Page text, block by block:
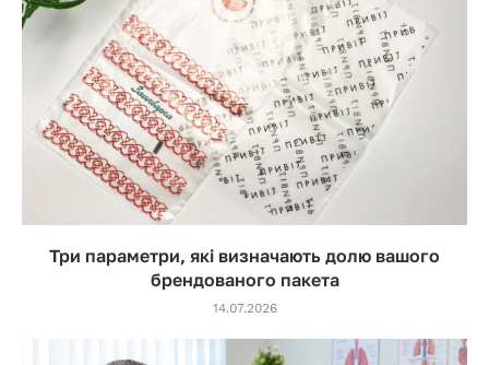
Три параметри, які визначають долю вашого
брендованого пакета
14.07.2026